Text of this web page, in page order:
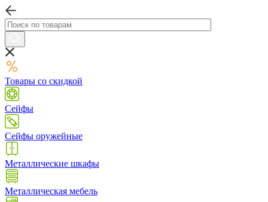
Товары со скидкой
Сейфы
Сейфы оружейные
Металлические шкафы
Металлическая мебель